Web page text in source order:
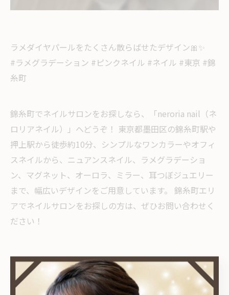
ラメダイヤパールをたくさん散らばせたデザイン🎀✨
#ラメグラデーション #ピンクネイル #ネイル #東京 #錦
糸町
錦糸町でネイルサロンをお探しなら、「neroria nail（ネ
ロリアネイル）」へどうぞ！ 東京都墨田区の錦糸町駅や
押上駅から徒歩約10分、シンプルなワンカラーやオフィ
スネイルから、ニュアンスネイル、ラメグラデーショ
ン、マグネット、オーロラ、ミラー、耳つぼジュエリー
まで、幅広いデザインをご用意しています。 錦糸町エリ
アでネイルサロンをお探しの方は、ぜひお問い合わせく
ださい！
< 前のページ 一覧に戻る 次のページ >